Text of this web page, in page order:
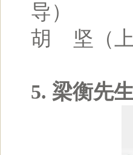
导）
胡 坚（上
5. 梁衡先